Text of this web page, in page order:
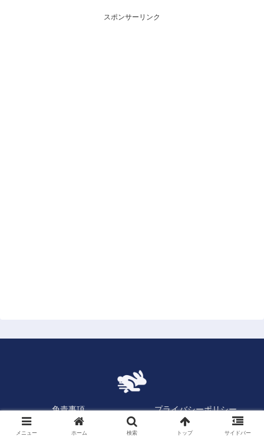
喚起・申込停止)など、空売り関
連情報を集計し、図解でわかり
喚起・申込停止)など、空売り関
連情報を集計し、図解でわかり
スポンサーリンク
免責事項
プライバシーポリシー
お問い合わせ
メニュー ホーム 検索 トップ サイドバー